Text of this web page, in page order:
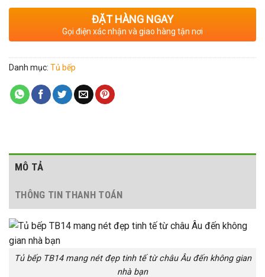
ĐẶT HÀNG NGAY
Gọi điện xác nhận và giao hàng tận nơi
Danh mục: Tủ bếp
MÔ TẢ
THÔNG TIN THANH TOÁN
Tủ bếp TB14 mang nét đẹp tinh tế từ châu Âu đến không gian
nhà bạn